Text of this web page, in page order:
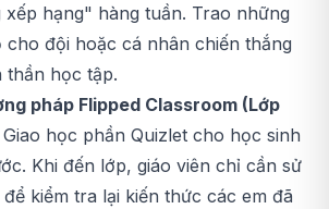
hạng" hàng tuần. Trao những
cho đội hoặc cá nhân chiến thắng
thần học tập.
pháp Flipped Classroom (Lớp
Giao học phần Quizlet cho học sinh
Khi đến lớp, giáo viên chỉ cần sử
kiểm tra lại kiến thức các em đã